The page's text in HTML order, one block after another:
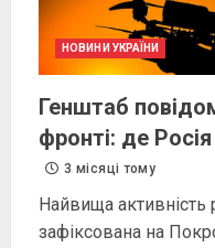
НОВИНИ УКРАЇНИ
Генштаб
фронті: де
3 місяці тому
Найвища активність
зафіксована на